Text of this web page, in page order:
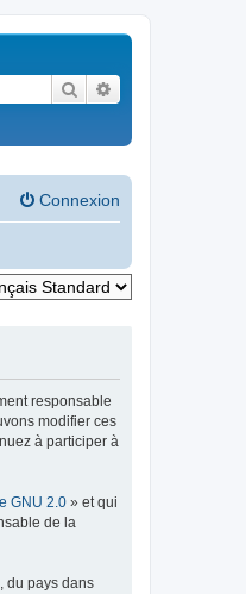
Rechercher
Connexion
responsable
modifier ces
à participer à
GNU 2.0 » et qui
de la
du pays dans